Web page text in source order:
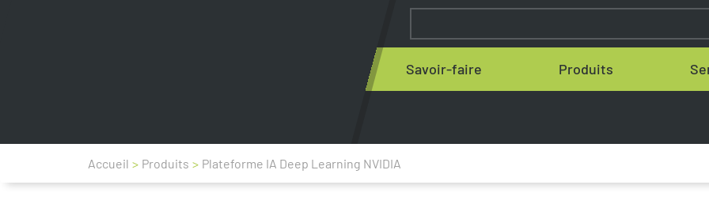
Savoir-faire Produits
Accueil > Produits > Plateforme IA Deep Learning NVIDIA